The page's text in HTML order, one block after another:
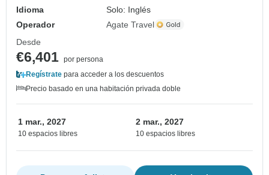
Idioma
Solo: Inglés
Operador
Agate Travel
Desde
€6,401 por persona
Regístrate para acceder a los descuentos
Precio basado en una habitación privada doble
1 mar., 2027
10 espacios libres
2 mar., 2027
10 espacios libres